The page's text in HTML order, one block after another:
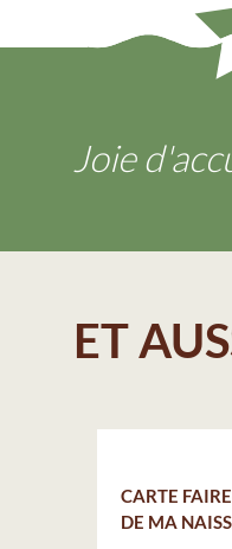
Joie
ET
CARTE
DE MA